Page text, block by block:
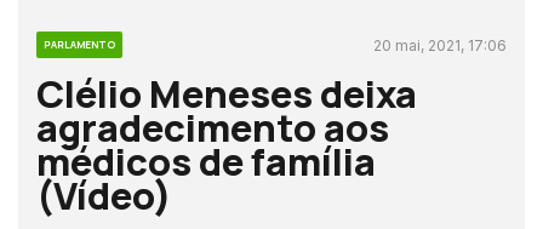
PARLAMENTO 20 mai, 2021, 17:06
Clélio Meneses deixa
agradecimento aos
médicos de família
(Vídeo)